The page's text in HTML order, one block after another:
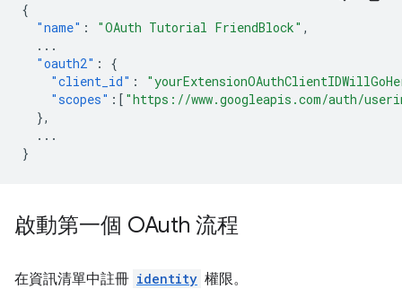
{
"name" : "OAuth Tutorial FriendBlock" ,
...
"oauth2" :
{
"client_id" :
"scopes" :[ "https://www.googleapis.com/auth/
},
...
}
啟動第一個 OAuth 流程
在資訊清單中註冊 identity 權限。